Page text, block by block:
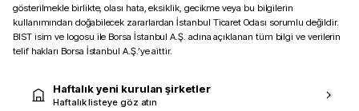
gösterilmekle birlikte, olası hata, eksiklik, gecikme veya bu bilgilerin
kullanımından doğabilecek zararlardan İstanbul Ticaret Odası sorumlu değildir.
BIST isim ve logosu ile Borsa İstanbul A.Ş. adına açıklanan tüm bilgi ve verilerin
telif hakları Borsa İstanbul A.Ş.’ye aittir.
Haftalık yeni kurulan şirketler
Haftalık listeye göz atın